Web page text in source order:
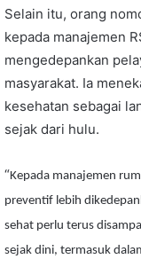
Selain itu, orang
kepada manajemen
mengedepankan
masyarakat. Ia
kesehatan sebagai
sejak dari hulu.
“Kepada manajemen
preventif lebih
sehat perlu terus
sejak dini, termasuk